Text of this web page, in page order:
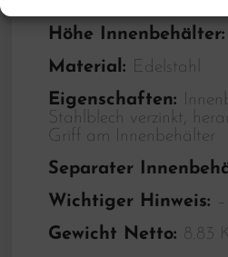
Höhe Innenbehälter:
Material: Edelstahl
Eigenschaften:
Stahlblech verzinkt,
Griff am Innenbehälter
Separater
Wichtiger Hinweis: –
Gewicht Netto: 8.83